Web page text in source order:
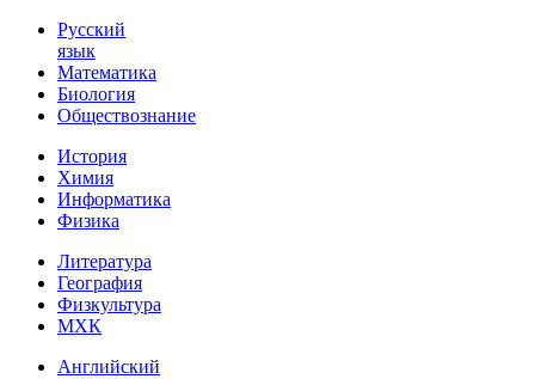
Русский
язык
Математика
Биология
Обществознание
История
Химия
Информатика
Физика
Литература
География
Физкультура
МХК
Английский